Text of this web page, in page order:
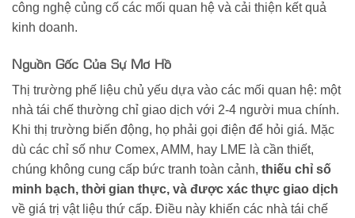
công nghệ củng cố các mối quan hệ và cải thiện kết quả
kinh doanh.
Nguồn Gốc Của Sự Mơ Hồ
Thị trường phế liệu chủ yếu dựa vào các mối quan hệ: một
nhà tái chế thường chỉ giao dịch với 2-4 người mua chính.
Khi thị trường biến động, họ phải gọi điện để hỏi giá. Mặc
dù các chỉ số như Comex, AMM, hay LME là cần thiết,
chúng không cung cấp bức tranh toàn cảnh, thiếu chỉ số
minh bạch, thời gian thực, và được xác thực giao dịch
về giá trị vật liệu thứ cấp. Điều này khiến các nhà tái chế